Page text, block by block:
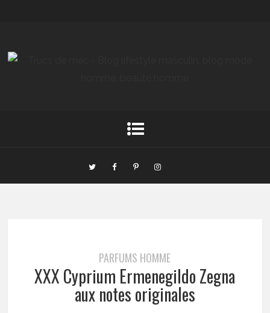
PARFUMS HOMME
XXX Cyprium Ermenegildo Zegna
aux notes originales